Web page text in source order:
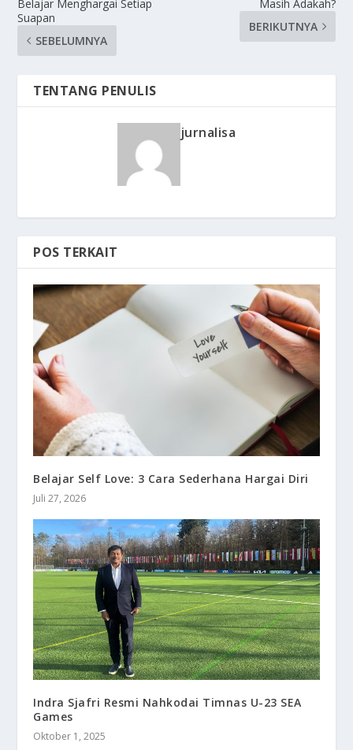
Belajar Menghargai Setiap
Suapan
SEBELUMNYA
Masih Adakah?
BERIKUTNYA
TENTANG PENULIS
jurnalisa
POS TERKAIT
Belajar Self Love: 3 Cara Sederhana Hargai Diri
Juli 27, 2026
Indra Sjafri Resmi Nahkodai Timnas U-23 SEA
Games
Oktober 1, 2025